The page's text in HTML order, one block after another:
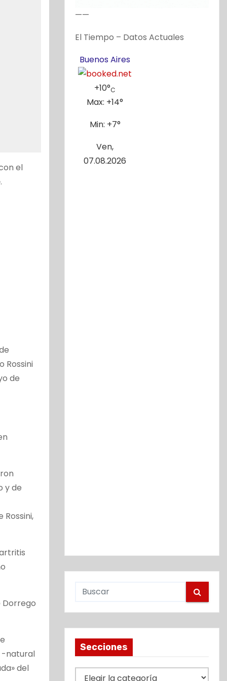
el
Rossini
de
y de
Dorrego
-natural
del
——
El Tiempo – Datos Actuales
Buenos Aires
+10°C
Max: +14°
Min: +7°
Ven,
07.08.2026
Secciones